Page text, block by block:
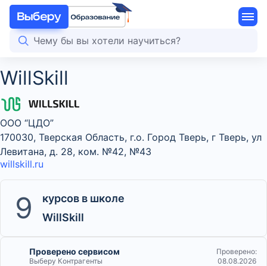
WillSkill
OOO “ЦДО”
170030, Тверская Область, г.о. Город Тверь, г Тверь, ул
Левитана, д. 28, ком. №42, №43
willskill.ru
9
курсов в школе
WillSkill
Проверено сервисом
Выберу Контрагенты
Проверено:
08.08.2026